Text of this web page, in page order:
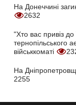
На Донеччині
2632
"Хто вас привіз
тернопільського
військкоматі
На
2255